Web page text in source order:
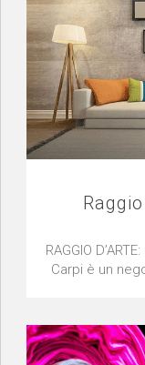
RAGGIO
Carpi è un